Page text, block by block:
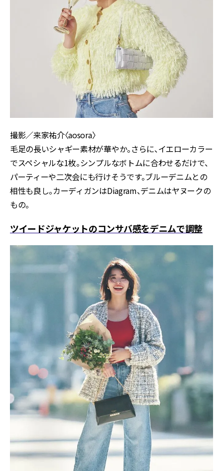
撮影／来家祐介〈aosora〉
毛足の長いシャギー素材が華やか。さらに、イエローカラー
でスペシャルな1枚。シンプルなボトムに合わせるだけで、
パーティーや二次会にも行けそうです。ブルーデニムとの
相性も良し。カーディガンはDiagram、デニムはヤヌークの
もの。
ツイードジャケットのコンサバ感をデニムで調整